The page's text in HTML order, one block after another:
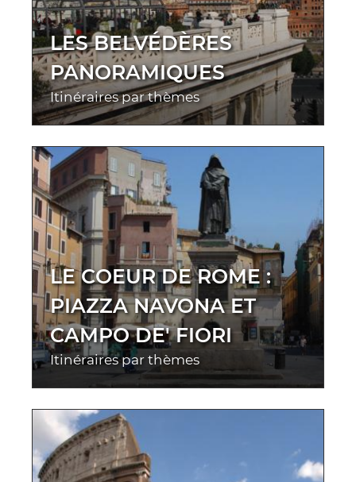
LES BELVÉDÈRES
PANORAMIQUES
Itinéraires par thèmes
LE COEUR DE ROME :
PIAZZA NAVONA ET
CAMPO DE' FIORI
Itinéraires par thèmes